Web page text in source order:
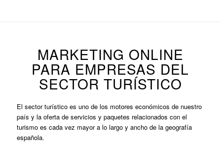
MARKETING ONLINE
PARA EMPRESAS DEL
SECTOR TURÍSTICO
El sector turístico es uno de los motores económicos de nuestro
país y la oferta de servicios y paquetes relacionados con el
turismo es cada vez mayor a lo largo y ancho de la geografía
española.